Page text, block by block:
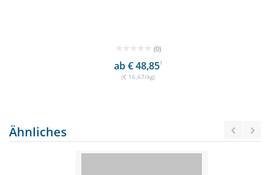
(0)
ab € 48,851
(€ 16,67/kg)
Ähnliches